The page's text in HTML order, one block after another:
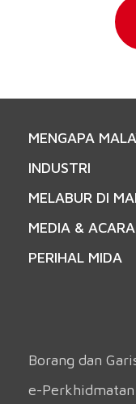
MENGAPA
INDUSTRI
MELABUR DI
MEDIA & ACARA
PERIHAL MIDA
Borang dan
e-Perkhidmatan